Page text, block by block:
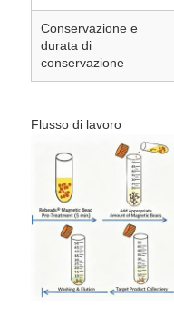
Notizie
Chiedi un preventivo
Sfere magnetiche
Kit di estrazione di
Perle magnetiche
Perle magnetiche
Conservazione e
durata di
conservazione
Flusso di lavoro